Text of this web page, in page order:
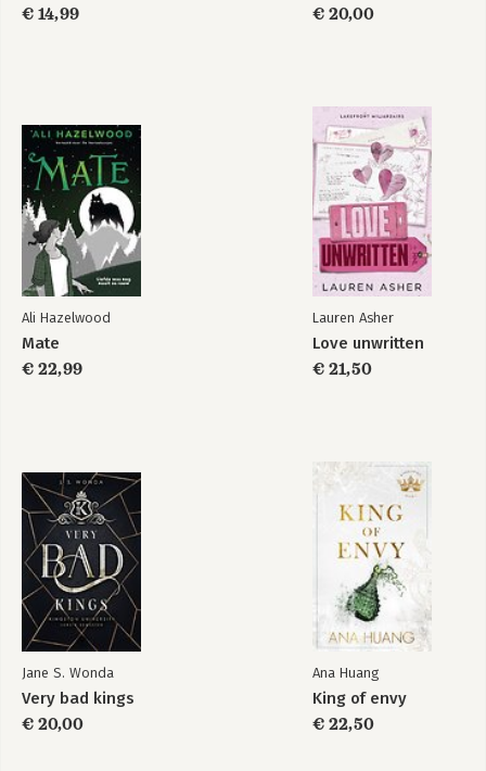
€ 14,99 € 20,00
Ali Hazelwood
Mate
€ 22,99
Lauren Asher
Love unwritten
€ 21,50
Jane S. Wonda
Very bad kings
€ 20,00
Ana Huang
King of envy
€ 22,50